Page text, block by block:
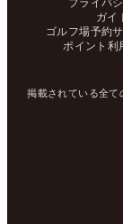
プライバ
ガイ
ゴルフ場予約
ポイント利
掲載されている全て